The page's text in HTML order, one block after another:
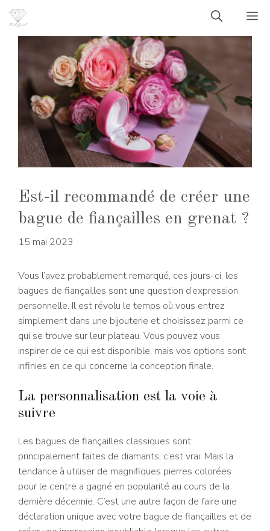
Aller
contenu
Est-il recommandé de créer une
bague de fiançailles en grenat ?
15 mai 2023
Vous l’avez probablement remarqué, ces jours-ci, les
bagues de fiançailles sont une question d’expression
personnelle. Il est révolu le temps où vous entrez
simplement dans une bijouterie et choisissez parmi ce
qui se trouve sur leur plateau. Vous pouvez vous
inspirer de ce qui est disponible, mais vos options sont
infinies en ce qui concerne la conception finale.
La personnalisation est la voie à
suivre
Les bagues de fiançailles classiques sont
principalement faites de diamants, c’est vrai. Mais la
tendance à utiliser de magnifiques pierres colorées
pour le centre a gagné en popularité au cours de la
dernière décennie. C’est une autre façon de faire une
déclaration unique avec votre bague de fiançailles et de